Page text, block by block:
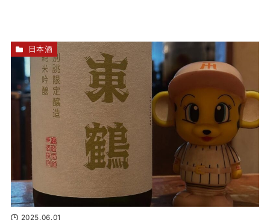
2025.06.01
日本酒